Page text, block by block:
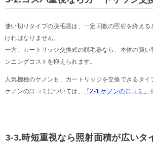
使い切りタイプの脱毛器は、一定回数の照射を終える
ければなりません。
一方、カートリッジ交換式の脱毛器なら、本体の買い
ンニングコストを抑えられます。
人気機種のケノンも、カートリッジを交換できるタイ
ケノンの口コミについては、
「2-1.ケノンの口コミ」
3-3.時短重視なら照射面積が広いタ